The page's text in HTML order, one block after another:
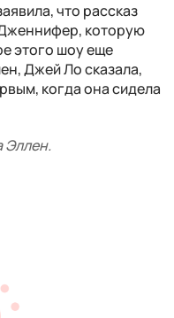
что рассказ
Дженнифер, которую
этого шоу еще
Джей Ло сказала,
когда она сидела
Эллен.